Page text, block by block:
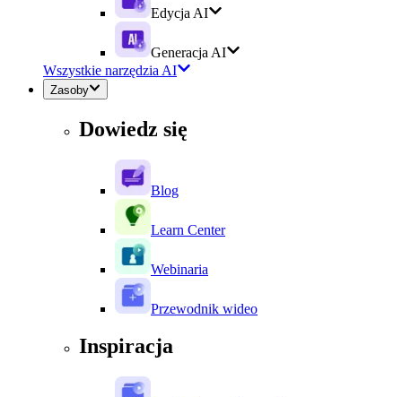
Edycja AI
Generacja AI
Wszystkie narzędzia AI
Zasoby
Dowiedz się
Blog
Learn Center
Webinaria
Przewodnik wideo
Inspiracja